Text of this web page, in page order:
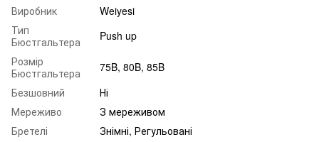
Виробник
Weiyesi
Тип
Бюстгальтера
Push up
Розмір
Бюстгальтера
75B, 80B, 85B
Безшовний
Ні
Мереживо
З мереживом
Бретелі
Знімні, Регульовані